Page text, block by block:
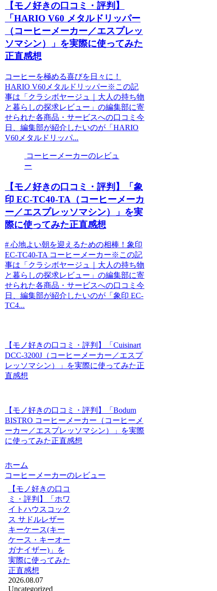
【モノ好きの口コミ・評判】
「HARIO V60 メタルドリッパー
（コーヒーメーカー／エスプレッ
ソマシン）」を実際に使ってみた
正直感想
コーヒーを極める喜びを日々に！
HARIO V60メタルドリッパー※この記
事は「クラシボヤージュ｜大人の持ち物
と暮らしの探求レビュー」の編集部に寄
せられた各商品・サービスへの口コミ今
日、編集部が紹介したいのが「HARIO
V60メタルドリッパ...
コーヒーメーカーのレビュ
ー
【モノ好きの口コミ・評判】「象
印 EC-TC40-TA（コーヒーメーカ
ー／エスプレッソマシン）」を実
際に使ってみた正直感想
# 心地よい朝を迎えるための相棒！象印
EC-TC40-TA コーヒーメーカー※この記
事は「クラシボヤージュ｜大人の持ち物
と暮らしの探求レビュー」の編集部に寄
せられた各商品・サービスへの口コミ今
日、編集部が紹介したいのが「象印 EC-
TC4...
【モノ好きの口コミ・評判】「Cuisinart
DCC-3200J（コーヒーメーカー／エスプ
レッソマシン）」を実際に使ってみた正
直感想
【モノ好きの口コミ・評判】「Bodum
BISTRO コーヒーメーカー（コーヒーメ
ーカー／エスプレッソマシン）」を実際
に使ってみた正直感想
ホーム
コーヒーメーカーのレビュー
【モノ好きの口コ
ミ・評判】「ホワ
イトハウスコック
ス サドルレザー
キーケース(キー
ケース・キーオー
ガナイザー)」を
実際に使ってみた
正直感想
2026.08.07
Uncategorized